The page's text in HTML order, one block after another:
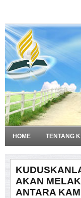
HOME TENTANG
AKAN
ANTARA